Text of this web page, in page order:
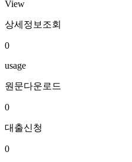
View
상세정보조회
0
usage
원문다운로드
0
대출신청
0